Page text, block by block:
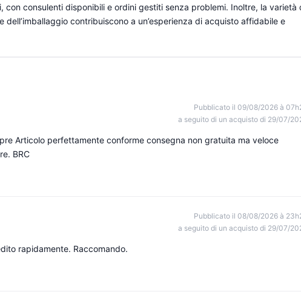
con consulenti disponibili e ordini gestiti senza problemi. Inoltre, la varietà
dell’imballaggio contribuiscono a un’esperienza di acquisto affidabile e
Pubblicato il 09/08/2026 à
a seguito di un acquisto di 29/07/
Articolo perfettamente conforme consegna non gratuita ma veloce
BRC
Pubblicato il 08/08/2026 à
a seguito di un acquisto di 29/07/
rapidamente. Raccomando.